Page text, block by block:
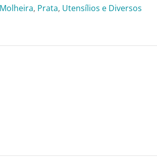
Molheira, Prata, Utensílios e Diversos